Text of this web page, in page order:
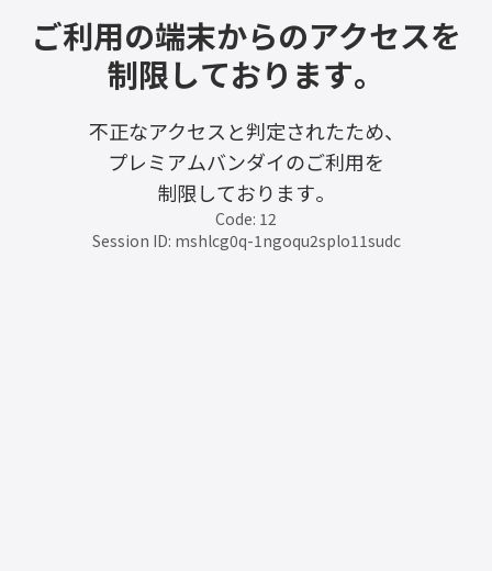
ご利用の端末からのアクセスを
制限しております。
不正なアクセスと判定されたため、
プレミアムバンダイのご利用を
制限しております。
Code: 12
Session ID: mshlcg0q-1ngoqu2splo11sudc